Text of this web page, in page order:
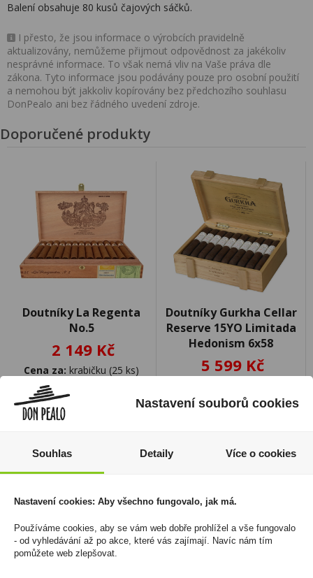
Balení obsahuje 80 kusů čajových sáčků.
I přesto, že jsou informace o výrobcích pravidelně
aktualizovány, nemůžeme přijmout odpovědnost za jakékoliv
nesprávné informace. To však nemá vliv na Vaše práva dle
zákona. Tyto informace jsou podávány pouze pro osobní použití
a nemohou být jakkoliv kopírovány bez předchozího souhlasu
DonPealo ani bez řádného uvedení zdroje.
Doporučené produkty
Doutníky La Regenta
No.5
2 149 Kč
Cena za: krabičku (25 ks)
Skladem:
Doutníky Gurkha Cellar
Reserve 15YO Limitada
Hedonism 6x58
5 599 Kč
Skladem:5 - 50 krabiček
Nastavení souborů cookies
Souhlas Detaily Více o cookies
Nastavení cookies: Aby všechno fungovalo, jak má.
Používáme cookies, aby se vám web dobře prohlížel a vše fungovalo
- od vyhledávání až po akce, které vás zajímají. Navíc nám tím
pomůžete web zlepšovat.